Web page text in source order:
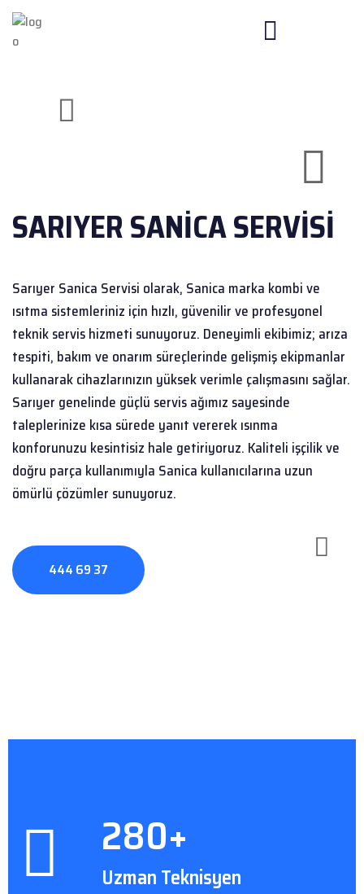
SARIYER SANICASERVISI
Sarıyer Sanica Servisi olarak, Sanica marka kombi ve
ısıtma sistemleriniz için hızlı, güvenilir ve profesyonel
teknik servis hizmeti sunuyoruz. Deneyimli ekibimiz; arıza
tespiti, bakım ve onarım süreçlerinde gelişmiş ekipmanlar
kullanarak cihazlarınızın yüksek verimle çalışmasını sağlar.
Sarıyer genelinde güçlü servis ağımız sayesinde
taleplerinize kısa sürede yanıt vererek ısınma
konforunuzu kesintisiz hale getiriyoruz. Kaliteli işçilik ve
doğru parça kullanımıyla Sanica kullanıcılarına uzun
ömürlü çözümler sunuyoruz.
444 69 37
280+
Uzman Teknisyen